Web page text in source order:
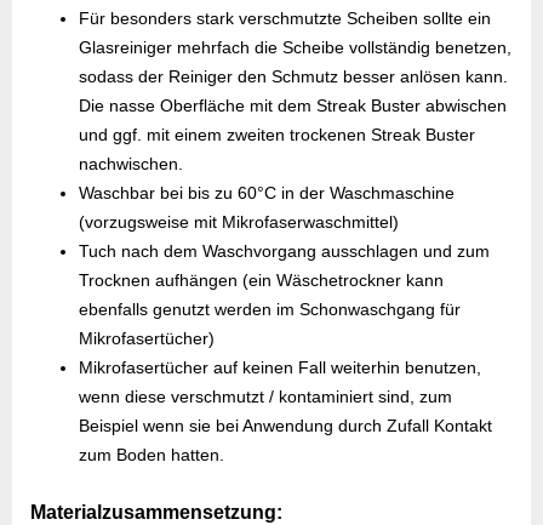
Für besonders stark verschmutzte Scheiben sollte ein
Glasreiniger mehrfach die Scheibe vollständig benetzen,
sodass der Reiniger den Schmutz besser anlösen kann.
Die nasse Oberfläche mit dem Streak Buster abwischen
und ggf. mit einem zweiten trockenen Streak Buster
nachwischen.
Waschbar bei bis zu 60°C in der Waschmaschine
(vorzugsweise mit Mikrofaserwaschmittel)
Tuch nach dem Waschvorgang ausschlagen und zum
Trocknen aufhängen (ein Wäschetrockner kann
ebenfalls genutzt werden im Schonwaschgang für
Mikrofasertücher)
Mikrofasertücher auf keinen Fall weiterhin benutzen,
wenn diese verschmutzt / kontaminiert sind, zum
Beispiel wenn sie bei Anwendung durch Zufall Kontakt
zum Boden hatten.
Materialzusammensetzung: